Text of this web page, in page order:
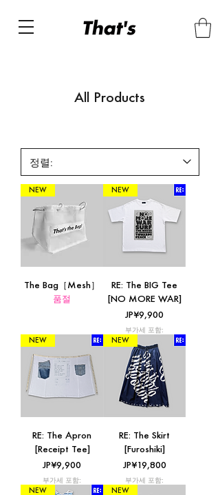
All Products
NEW
The Bag［Mesh］
품절
NEW
RE: The BIG Tee
[NO MORE WAR]
가격
JP¥9,900
부가세 포함:
NEW
RE: The Apron
[Receipt Tee]
가격
JP¥9,900
부가세 포함:
NEW
RE: The Skirt
[Furoshiki]
가격
JP¥19,800
부가세 포함:
NEW NEW